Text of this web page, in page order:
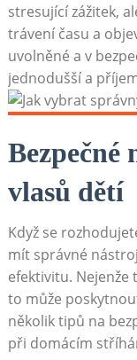
stresující zážitek,
trávení času a
uvolněné a v
jednodušší a
vlasů dětí
Když se
mít správné
efektivitu. Nejenže
to může
několik tipů na
při domácím